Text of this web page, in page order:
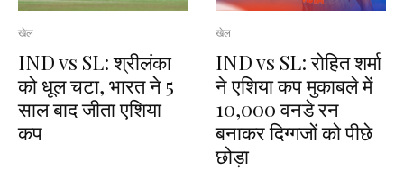
खेल
IND vs SL: श्रीलंका
को धूल चटा, भारत ने 5
साल बाद जीता एशिया
कप
खेल
IND vs SL: रोहित शर्मा
ने एशिया कप मुकाबले में
10,000 वनडे रन
बनाकर दिग्गजों को पीछे
छोड़ा